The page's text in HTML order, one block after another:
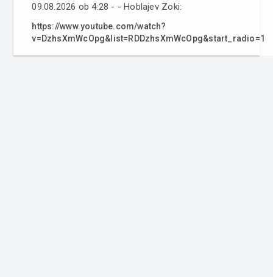
09.08.2026 ob 4:28 - - Hoblajev Zoki:
https://www.youtube.com/watch?
v=DzhsXmWcOpg&list=RDDzhsXmWcOpg&start_radio=1